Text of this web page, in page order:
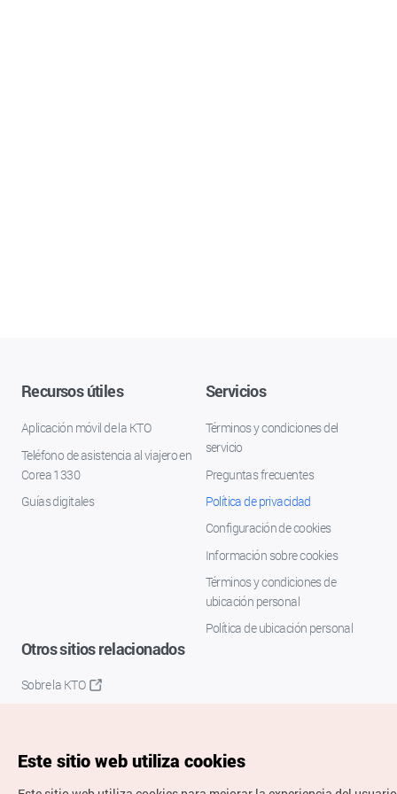
Recursos útiles
Aplicación móvil de la KTO
Teléfono de asistencia al viajero en
Corea 1330
Guías digitales
Servicios
Términos y condiciones del
servicio
Preguntas frecuentes
Política de privacidad
Configuración de cookies
Información sobre cookies
Términos y condiciones de
ubicación personal
Política de ubicación personal
Otros sitios relacionados
Sobre la KTO
Este sitio web utiliza cookies